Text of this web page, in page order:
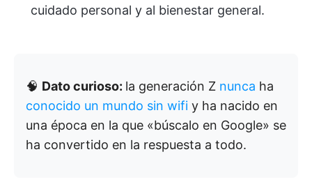
cuidado personal y al bienestar general.
🧠 Dato curioso: la generación Z nunca ha
conocido un mundo sin wifi y ha nacido en
una época en la que «búscalo en Google» se
ha convertido en la respuesta a todo.